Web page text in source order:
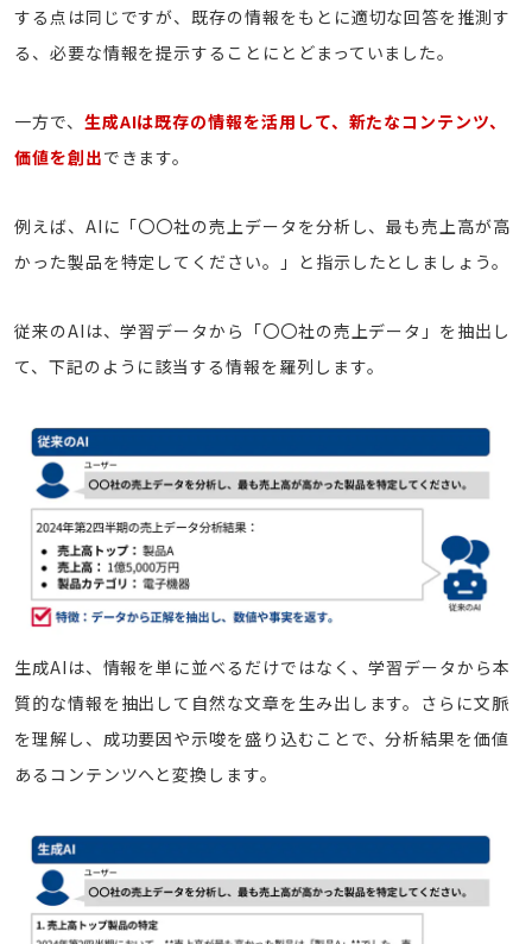
する点は同じですが、既存の情報をもとに適切な回答を推測す
る、必要な情報を提示することにとどまっていました。
一方で、 生成AIは既存の情報を活用して、新たなコンテンツ、
価値を創出できます。
例えば、AIに「〇〇社の売上データを分析し、最も売上高が高
かった製品を特定してください。」と指示したとしましょう。
従来のAIは、学習データから「〇〇社の売上データ」を抽出し
て、下記のように該当する情報を羅列します。
生成AIは、情報を単に並べるだけではなく、学習データから本
質的な情報を抽出して自然な文章を生み出します。さらに文脈
を理解し、成功要因や示唆を盛り込むことで、分析結果を価値
あるコンテンツへと変換します。